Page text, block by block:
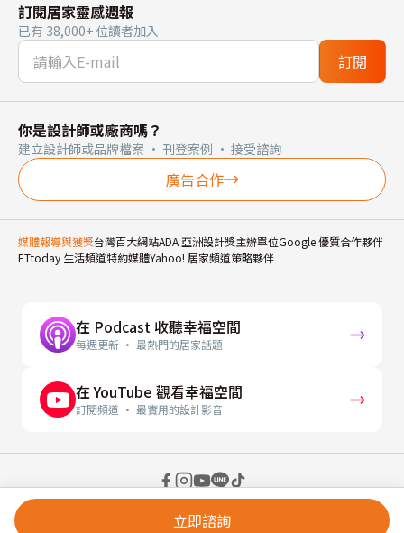
立即諮詢
訂閱居家靈感週報
已有 38,000+ 位讀者加入
訂閱
你是設計師或廠商嗎？
建立設計師或品牌檔案 · 刊登案例 · 接受諮詢
廣告合作
媒體報導與獲獎台灣百大網站ADA 亞洲設計獎主辦單位Google 優質合作夥伴
ETtoday 生活頻道特約媒體Yahoo! 居家頻道策略夥伴
在 Podcast 收聽幸福空間
每週更新 · 最熱門的居家話題
在 YouTube 觀看幸福空間
訂閱頻道 · 最實用的設計影音
© 2026 幸福空間 Gorgeous Space Co., Ltd.